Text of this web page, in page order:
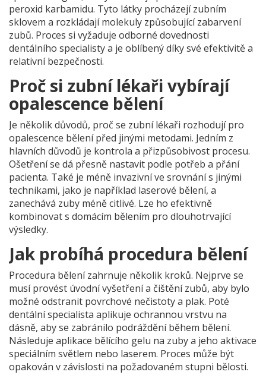
peroxid karbamidu. Tyto látky procházejí zubním
sklovem a rozkládají molekuly způsobující zabarvení
zubů. Proces si vyžaduje odborné dovednosti
dentálního specialisty a je oblíbený díky své efektivitě a
relativní bezpečnosti.
Proč si zubní lékaři vybírají
opalescence bělení
Je několik důvodů, proč se zubní lékaři rozhodují pro
opalescence bělení před jinými metodami. Jedním z
hlavních důvodů je kontrola a přizpůsobivost procesu.
Ošetření se dá přesně nastavit podle potřeb a přání
pacienta. Také je méně invazivní ve srovnání s jinými
technikami, jako je například laserové bělení, a
zanechává zuby méně citlivé. Lze ho efektivně
kombinovat s domácím bělením pro dlouhotrvající
výsledky.
Jak probíhá procedura bělení
Procedura bělení zahrnuje několik kroků. Nejprve se
musí provést úvodní vyšetření a čištění zubů, aby bylo
možné odstranit povrchové nečistoty a plak. Poté
dentální specialista aplikuje ochrannou vrstvu na
dásně, aby se zabránilo podráždění během bělení.
Následuje aplikace bělícího gelu na zuby a jeho aktivace
speciálním světlem nebo laserem. Proces může být
opakován v závislosti na požadovaném stupni bělosti.